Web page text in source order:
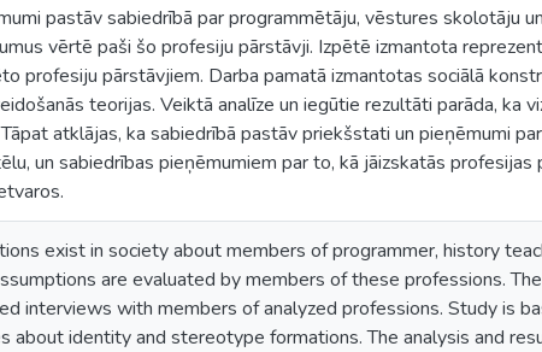
pastāv sabiedrībā par programmētāju, vēstures skolotāju
vērtē paši šo profesiju pārstāvji. Izpētē izmantota
profesiju pārstāvjiem. Darba pamatā izmantotas sociālā
teorijas. Veiktā analīze un iegūtie rezultāti parāda, ka
atklājas, ka sabiedrībā pastāv priekšstati un pieņēmumi
un sabiedrības pieņēmumiem par to, kā jāizskatās profesijas
exist in society about members of programmer, history
are evaluated by members of these professions.
interviews with members of analyzed professions. Study is
about identity and stereotype formations. The analysis and